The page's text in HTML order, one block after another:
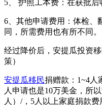
5、 护照工本费：在获批后
6、其他申请费用：体检、
同，所需费用也有所不同。
经过降价后，安提瓜投资
策）
安提瓜移民捐赠款：1~4人
人申请也是10万美金，所
人）/，5人以上家庭捐款